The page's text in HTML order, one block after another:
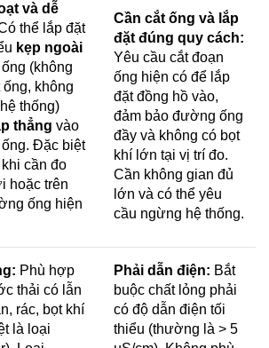
và dễ
thể lắp đặt
kẹp ngoài
(không
ống, không
thống)
thẳng vào
Đặc biệt
cần đo
hoặc trên
ống hiện
Cần cắt ống và lắp
đặt đúng quy cách:
Yêu cầu cắt đoạn
ống hiện có để lắp
đặt đồng hồ vào,
đảm bảo đường ống
đầy và không có bọt
khí lớn tại vị trí đo.
Cần không gian đủ
lớn và có thể yêu
cầu ngừng hệ thống.
Phù hợp
thải có lẫn
rác, bọt khí
là loại
Phải dẫn điện: Bắt
buộc chất lỏng phải
có độ dẫn điện tối
thiểu (thường là > 5